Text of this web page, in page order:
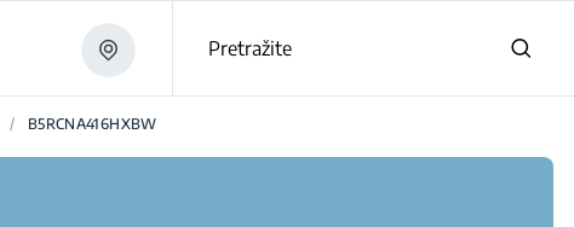
Pretražite
/ B5RCNA416HXBW